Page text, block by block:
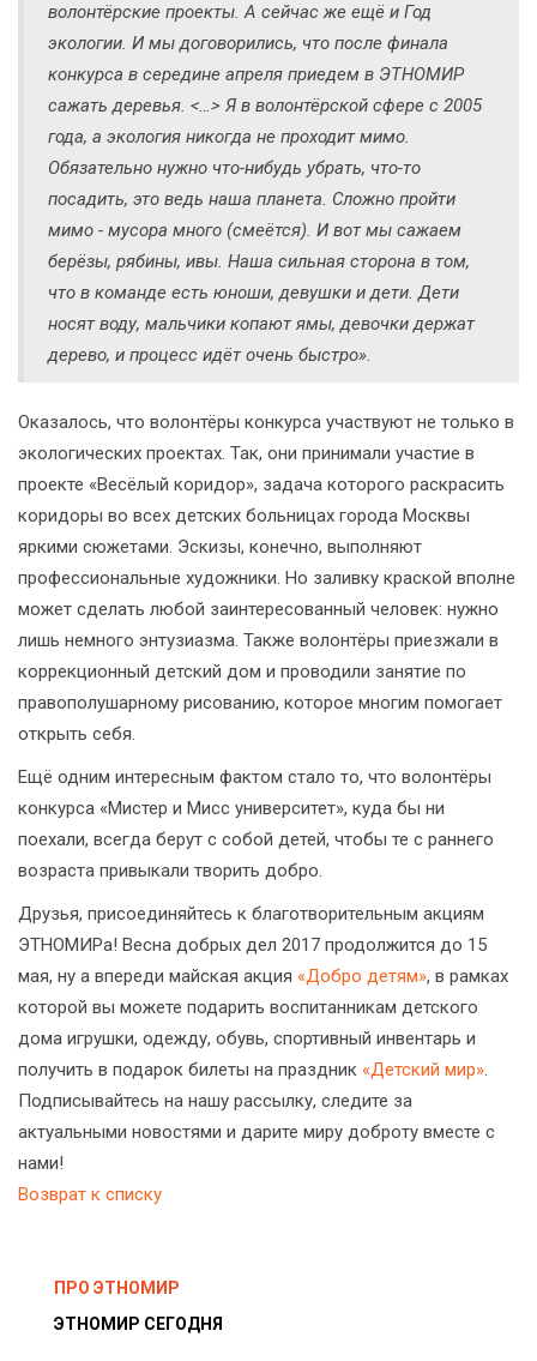
волонтёрские проекты. А сейчас же ещё и Год
экологии. И мы договорились, что после финала
конкурса в середине апреля приедем в ЭТНОМИР
сажать деревья. <…> Я в волонтёрской сфере с 2005
года, а экология никогда не проходит мимо.
Обязательно нужно что-нибудь убрать, что-то
посадить, это ведь наша планета. Сложно пройти
мимо - мусора много (смеётся). И вот мы сажаем
берёзы, рябины, ивы. Наша сильная сторона в том,
что в команде есть юноши, девушки и дети. Дети
носят воду, мальчики копают ямы, девочки держат
дерево, и процесс идёт очень быстро».
Оказалось, что волонтёры конкурса участвуют не только в
экологических проектах. Так, они принимали участие в
проекте «Весёлый коридор», задача которого раскрасить
коридоры во всех детских больницах города Москвы
яркими сюжетами. Эскизы, конечно, выполняют
профессиональные художники. Но заливку краской вполне
может сделать любой заинтересованный человек: нужно
лишь немного энтузиазма. Также волонтёры приезжали в
коррекционный детский дом и проводили занятие по
правополушарному рисованию, которое многим помогает
открыть себя.
Ещё одним интересным фактом стало то, что волонтёры
конкурса «Мистер и Мисс университет», куда бы ни
поехали, всегда берут с собой детей, чтобы те с раннего
возраста привыкали творить добро.
Друзья, присоединяйтесь к благотворительным акциям
ЭТНОМИРа! Весна добрых дел 2017 продолжится до 15
мая, ну а впереди майская акция «Добро детям», в рамках
которой вы можете подарить воспитанникам детского
дома игрушки, одежду, обувь, спортивный инвентарь и
получить в подарок билеты на праздник «Детский мир».
Подписывайтесь на нашу рассылку, следите за
актуальными новостями и дарите миру доброту вместе с
нами!
Возврат к списку
ПРО ЭТНОМИР
ЭТНОМИР СЕГОДНЯ